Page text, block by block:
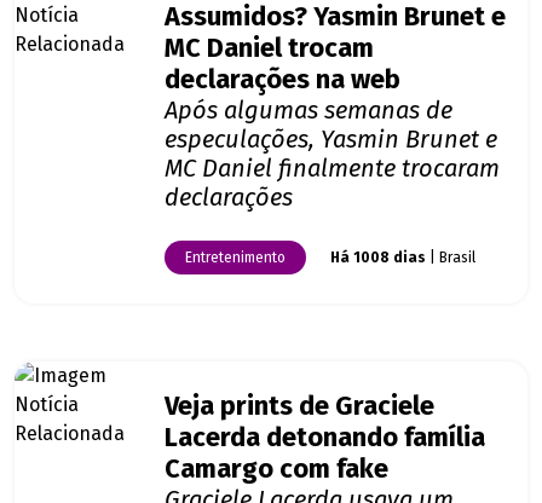
Assumidos? Yasmin Brunet e
MC Daniel trocam
declarações na web
Após algumas semanas de
especulações, Yasmin Brunet e
MC Daniel finalmente trocaram
declarações
Entretenimento Há 1008 dias | Brasil
Veja prints de Graciele
Lacerda detonando família
Camargo com fake